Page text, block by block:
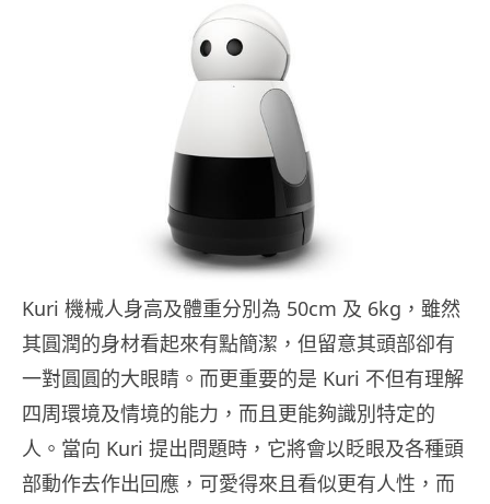
Kuri 機械人身高及體重分別為 50cm 及 6kg，雖然
其圓潤的身材看起來有點簡潔，但留意其頭部卻有
一對圓圓的大眼睛。而更重要的是 Kuri 不但有理解
四周環境及情境的能力，而且更能夠識別特定的
人。當向 Kuri 提出問題時，它將會以眨眼及各種頭
部動作去作出回應，可愛得來且看似更有人性，而